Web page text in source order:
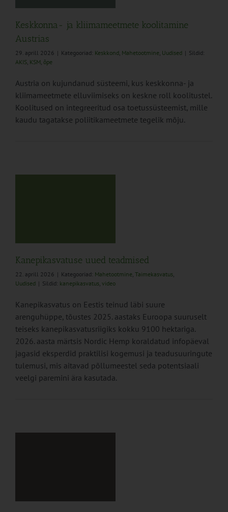
Keskkonna- ja kliimameetmete koolitamine
Austrias
29. aprill 2026 | Kategooriad: Keskkond, Mahetootmine, Uudised | Sildid:
AKIS, KSM, õpe
Austria on kujundanud süsteemi, kus keskkonna- ja
kliimameetmete elluviimiseks on keskne roll koolitustel.
Koolitused on integreeritud osa toetussüsteemist, mille
kaudu tagatakse poliitikameetmete tegelik mõju.
Kanepikasvatuse uued teadmised
22. aprill 2026 | Kategooriad: Mahetootmine, Taimekasvatus,
Uudised | Sildid: kanepikasvatus, video
Kanepikasvatus on Eestis teinud läbi suure
arenguhüppe, tõustes 2025. aastaks Euroopa suuruselt
teiseks kanepikasvatusriigiks kokku 9100 hektariga.
2026. aasta märtsis Nordic Hemp koraldatud infopäeval
jagasid eksperdid praktilisi kogemusi ja teadusuuringute
tulemusi, mis aitavad põllumeestel seda potentsiaali
veelgi paremini ära kasutada.